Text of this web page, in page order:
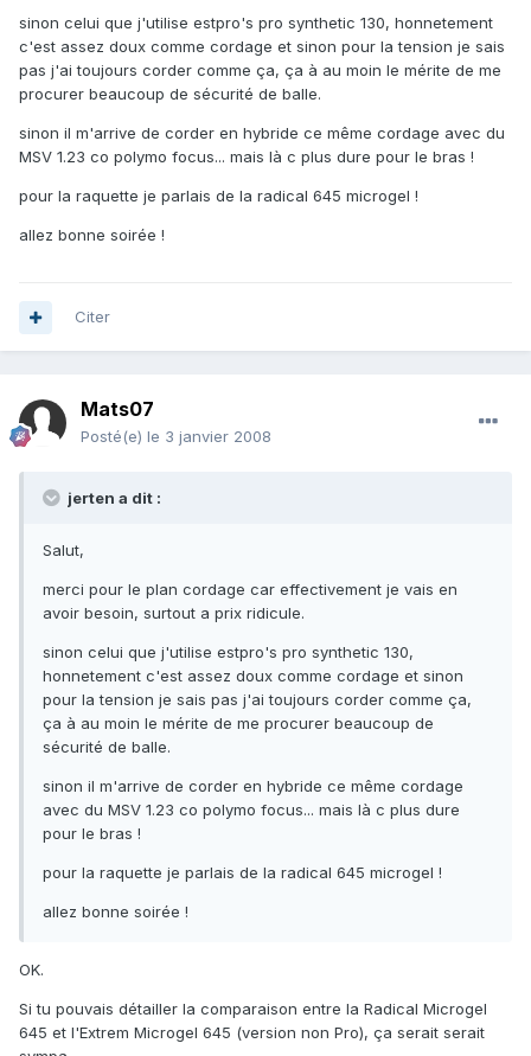
sinon celui que j'utilise estpro's pro synthetic 130, honnetement
c'est assez doux comme cordage et sinon pour la tension je sais
pas j'ai toujours corder comme ça, ça à au moin le mérite de me
procurer beaucoup de sécurité de balle.
sinon il m'arrive de corder en hybride ce même cordage avec du
MSV 1.23 co polymo focus... mais là c plus dure pour le bras !
pour la raquette je parlais de la radical 645 microgel !
allez bonne soirée !
Citer
Mats07
Posté(e) le 3 janvier 2008
jerten a dit :
Salut,
merci pour le plan cordage car effectivement je vais en
avoir besoin, surtout a prix ridicule.
sinon celui que j'utilise estpro's pro synthetic 130,
honnetement c'est assez doux comme cordage et sinon
pour la tension je sais pas j'ai toujours corder comme ça,
ça à au moin le mérite de me procurer beaucoup de
sécurité de balle.
sinon il m'arrive de corder en hybride ce même cordage
avec du MSV 1.23 co polymo focus... mais là c plus dure
pour le bras !
pour la raquette je parlais de la radical 645 microgel !
allez bonne soirée !
OK.
Si tu pouvais détailler la comparaison entre la Radical Microgel
645 et l'Extrem Microgel 645 (version non Pro), ça serait serait